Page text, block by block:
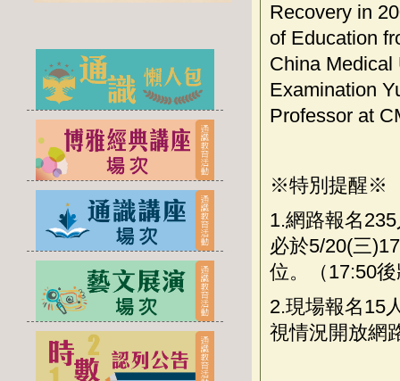
Recovery in
of Education
China Medical
Examination
Professor at
※特別提醒※
1.網路報名235
必於5/20(三
位。（17:50
2.現場報名15
視情況開放網